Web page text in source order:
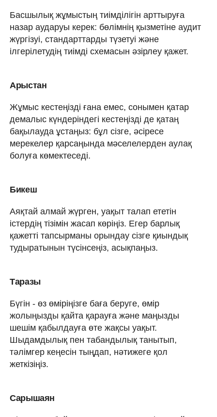
Басшылық жұмыстың тиімділігін арттыруға
назар аударуы керек: бөлімнің қызметіне аудит
жүргізуі, стандарттарды түзетуі және
ілгерілетудің тиімді схемасын әзірлеу қажет.
Арыстан
Жұмыс кестеңізді ғана емес, сонымен қатар
демалыс күндеріндегі кестеңізді де қатаң
бақылауда ұстаңыз: бұл сізге, әсіресе
мерекелер қарсаңында мәселелерден аулақ
болуға көмектеседі.
Бикеш
Аяқтай алмай жүрген, уақыт талап ететін
істердің тізімін жасап көріңіз. Егер барлық
қажетті тапсырманы орындау сізге қиындық
тудыратынын түсінсеңіз, асықпаңыз.
Таразы
Бүгін - өз өміріңізге баға беруге, өмір
жолыңызды қайта қарауға және маңызды
шешім қабылдауға өте жақсы уақыт.
Шыдамдылық пен табандылық танытып,
тәлімгер кеңесін тыңдап, нәтижеге қол
жеткізіңіз.
Сарышаян